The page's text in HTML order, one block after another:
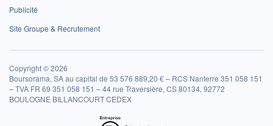
Publicité
Site Groupe & Recrutement
Copyright © 2026
Boursorama, SA au capital de 53 576 889,20 € – RCS Nanterre 351 058 151
– TVA FR 69 351 058 151 – 44 rue Traversière, CS 80134, 92772
BOULOGNE BILLANCOURT CEDEX